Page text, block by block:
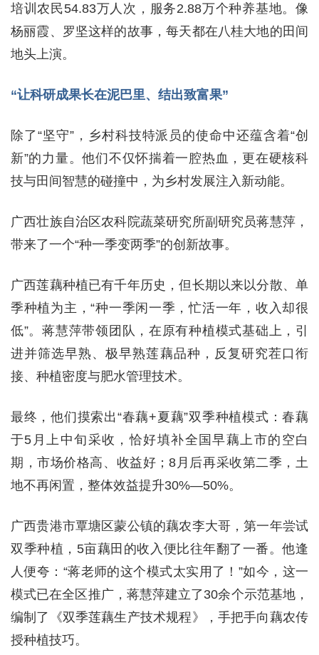
培训农民54.83万人次，服务2.88万个种养基地。像
杨丽霞、罗坚这样的故事，每天都在八桂大地的田间
地头上演。
“让科研成果长在泥巴里、结出致富果”
除了“坚守”，乡村科技特派员的使命中还蕴含着“创
新”的力量。他们不仅怀揣着一腔热血，更在硬核科
技与田间智慧的碰撞中，为乡村发展注入新动能。
广西壮族自治区农科院蔬菜研究所副研究员蒋慧萍，
带来了一个“种一季变两季”的创新故事。
广西莲藕种植已有千年历史，但长期以来以分散、单
季种植为主，“种一季闲一季，忙活一年，收入却很
低”。蒋慧萍带领团队，在原有种植模式基础上，引
进并筛选早熟、极早熟莲藕品种，反复研究茬口衔
接、种植密度与肥水管理技术。
最终，他们摸索出“春藕+夏藕”双季种植模式：春藕
于5月上中旬采收，恰好填补全国早藕上市的空白
期，市场价格高、收益好；8月后再采收第二季，土
地不再闲置，整体效益提升30%—50%。
广西贵港市覃塘区蒙公镇的藕农李大哥，第一年尝试
双季种植，5亩藕田的收入便比往年翻了一番。他逢
人便夸：“蒋老师的这个模式太实用了！”如今，这一
模式已在全区推广，蒋慧萍建立了30余个示范基地，
编制了《双季莲藕生产技术规程》，手把手向藕农传
授种植技巧。